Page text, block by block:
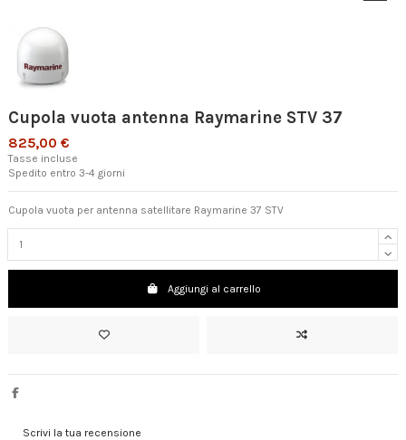
Cupola vuota antenna Raymarine STV 37
825,00 €
Tasse incluse
Spedito entro 3-4 giorni
Cupola vuota per antenna satellitare Raymarine 37 STV
Aggiungi al carrello
Scrivi la tua recensione